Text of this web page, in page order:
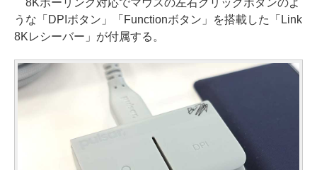
うな「DPIボタン」「Functionボタン」を搭載した「Link
8Kレシーバー」が付属する。